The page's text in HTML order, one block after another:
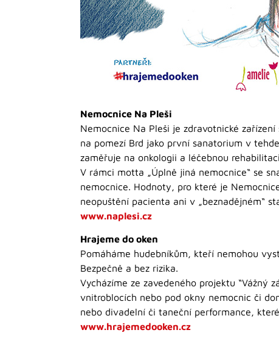
Nemocnice Na Pleši
Nemocnice Na Pleši je zdravotnické
na pomezí Brd jako první sanatorium v
zaměřuje na onkologii a léčebnou
V rámci motta „Úplně jiná nemocnice“ se
nemocnice. Hodnoty, pro které je
neopuštění pacienta ani v „beznadějném“
www.naplesi.cz
Hrajeme do oken
Pomáháme hudebníkům, kteří nemohou
Bezpečně a bez rizika.
Vycházíme ze zavedeného projektu “Vážný
vnitroblocích nebo pod okny nemocnic či
nebo divadelní či taneční performance,
www.hrajemedooken.cz